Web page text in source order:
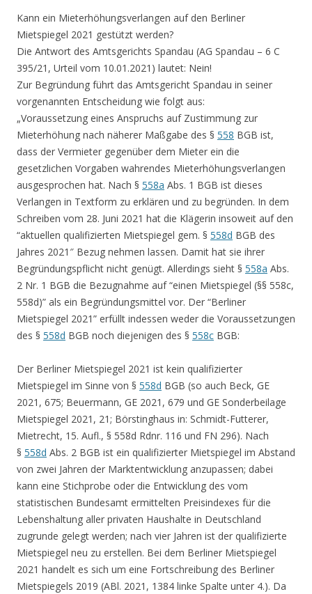
Kann ein Mieterhöhungsverlangen auf den Berliner
Mietspiegel 2021 gestützt werden?
Die Antwort des Amtsgerichts Spandau (AG Spandau – 6 C
395/21, Urteil vom 10.01.2021) lautet: Nein!
Zur Begründung führt das Amtsgericht Spandau in seiner
vorgenannten Entscheidung wie folgt aus:
„Voraussetzung eines Anspruchs auf Zustimmung zur
Mieterhöhung nach näherer Maßgabe des § 558 BGB ist,
dass der Vermieter gegenüber dem Mieter ein die
gesetzlichen Vorgaben wahrendes Mieterhöhungsverlangen
ausgesprochen hat. Nach § 558a Abs. 1 BGB ist dieses
Verlangen in Textform zu erklären und zu begründen. In dem
Schreiben vom 28. Juni 2021 hat die Klägerin insoweit auf den
“aktuellen qualifizierten Mietspiegel gem. § 558d BGB des
Jahres 2021″ Bezug nehmen lassen. Damit hat sie ihrer
Begründungspflicht nicht genügt. Allerdings sieht § 558a Abs.
2 Nr. 1 BGB die Bezugnahme auf “einen Mietspiegel (§§ 558c,
558d)” als ein Begründungsmittel vor. Der “Berliner
Mietspiegel 2021” erfüllt indessen weder die Voraussetzungen
des § 558d BGB noch diejenigen des § 558c BGB:
Der Berliner Mietspiegel 2021 ist kein qualifizierter
Mietspiegel im Sinne von § 558d BGB (so auch Beck, GE
2021, 675; Beuermann, GE 2021, 679 und GE Sonderbeilage
Mietspiegel 2021, 21; Börstinghaus in: Schmidt-Futterer,
Mietrecht, 15. Aufl., § 558d Rdnr. 116 und FN 296). Nach
§ 558d Abs. 2 BGB ist ein qualifizierter Mietspiegel im Abstand
von zwei Jahren der Marktentwicklung anzupassen; dabei
kann eine Stichprobe oder die Entwicklung des vom
statistischen Bundesamt ermittelten Preisindexes für die
Lebenshaltung aller privaten Haushalte in Deutschland
zugrunde gelegt werden; nach vier Jahren ist der qualifizierte
Mietspiegel neu zu erstellen. Bei dem Berliner Mietspiegel
2021 handelt es sich um eine Fortschreibung des Berliner
Mietspiegels 2019 (ABl. 2021, 1384 linke Spalte unter 4.). Da